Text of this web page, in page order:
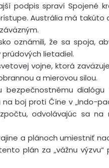
podpis spraví Spojené
Austrália má takúto
oznámili, že sa spoja,
lietadiel.
vojne, ktorá
a mierovou silou.
bezpečnostnému
boj proti Číne v „Indo-
odvolávajúc sa na
a plánoch umiestniť
plán za „vážnu výzvu“